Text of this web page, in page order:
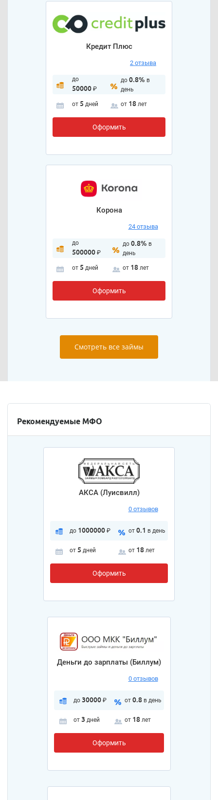
Кредит Плюс
2 отзыва
до
50000₽
до 0.8% в
день
от 5 дней от 18 лет
Оформить
Корона
24 отзыва
до
500000₽
до 0.8% в
день
от 5 дней от 18 лет
Оформить
Смотреть все займы
Рекомендуемые МФО
АКСА (Луисвилл)
0 отзывов
до 1000000 ₽ от 0.1 в день
от 5 дней от 18 лет
Оформить
Деньги до зарплаты (Биллум)
0 отзывов
до 30000 ₽ от 0.8 в день
от 3 дней от 18 лет
Оформить